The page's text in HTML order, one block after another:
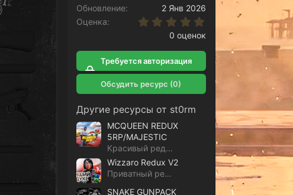
Обновление
2 Янв 2026
Оценка
0.00 звёзд
0 оценок
Требуется авторизация
для скачивания
Обсудить ресурс (0)
Другие ресурсы от st0rm
MCQUEEN REDUX
5RP/MAJESTIC
Красивый редукс с версиями под 5RP и Majestic
Wizzaro Redux V2
Приватный редукс с ганпаком
SNAKE GUNPACK